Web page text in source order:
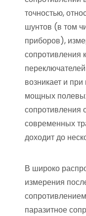
точностью,
шунтов (в том
приборов),
сопротивления
возникает и
мощных
сопротивления
современных
доходит до
В широко
измерения
паразитное